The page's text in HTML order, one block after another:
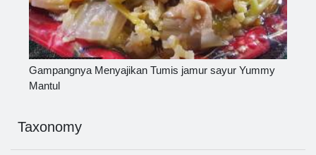
Gampangnya Menyajikan Tumis jamur sayur Yummy
Mantul
Taxonomy